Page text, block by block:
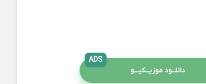
دانلــود موزیــکیـــو
ADS